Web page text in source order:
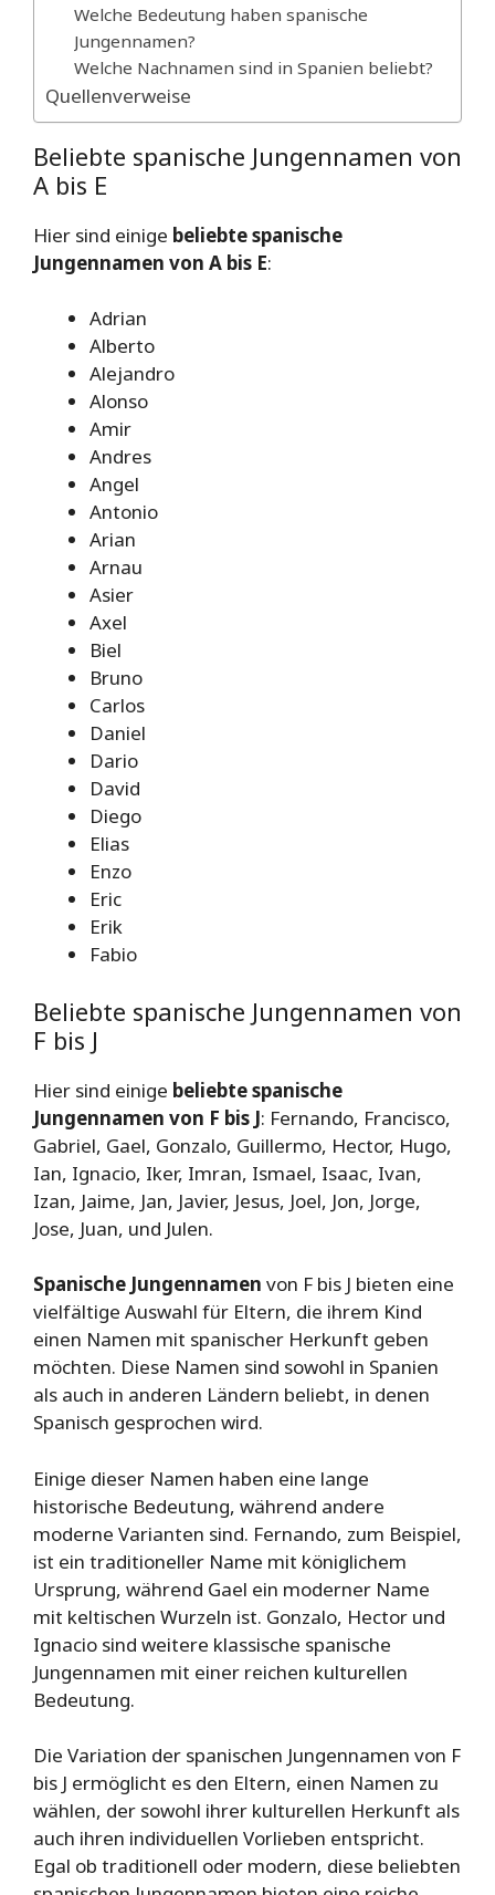
Welche Bedeutung haben spanische
Jungennamen?
Welche Nachnamen sind in Spanien beliebt?
Quellenverweise
Beliebte spanische Jungennamen von
A bis E
Hier sind einige beliebte spanische
Jungennamen von A bis E:
Adrian
Alberto
Alejandro
Alonso
Amir
Andres
Angel
Antonio
Arian
Arnau
Asier
Axel
Biel
Bruno
Carlos
Daniel
Dario
David
Diego
Elias
Enzo
Eric
Erik
Fabio
Beliebte spanische Jungennamen von
F bis J
Hier sind einige beliebte spanische
Jungennamen von F bis J: Fernando, Francisco,
Gabriel, Gael, Gonzalo, Guillermo, Hector, Hugo,
Ian, Ignacio, Iker, Imran, Ismael, Isaac, Ivan,
Izan, Jaime, Jan, Javier, Jesus, Joel, Jon, Jorge,
Jose, Juan, und Julen.
Spanische Jungennamen von F bis J bieten eine
vielfältige Auswahl für Eltern, die ihrem Kind
einen Namen mit spanischer Herkunft geben
möchten. Diese Namen sind sowohl in Spanien
als auch in anderen Ländern beliebt, in denen
Spanisch gesprochen wird.
Einige dieser Namen haben eine lange
historische Bedeutung, während andere
moderne Varianten sind. Fernando, zum Beispiel,
ist ein traditioneller Name mit königlichem
Ursprung, während Gael ein moderner Name
mit keltischen Wurzeln ist. Gonzalo, Hector und
Ignacio sind weitere klassische spanische
Jungennamen mit einer reichen kulturellen
Bedeutung.
Die Variation der spanischen Jungennamen von F
bis J ermöglicht es den Eltern, einen Namen zu
wählen, der sowohl ihrer kulturellen Herkunft als
auch ihren individuellen Vorlieben entspricht.
Egal ob traditionell oder modern, diese beliebten